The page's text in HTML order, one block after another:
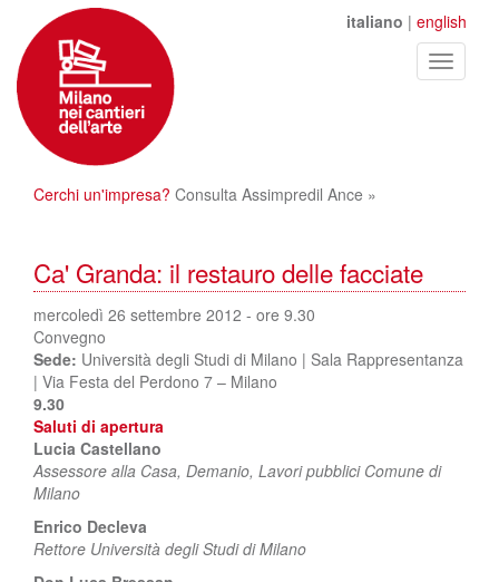
Toggle
Cerchi un'impresa? Consulta Assimpredil Ance »
italiano | english
Ca' Granda: il restauro delle facciate
mercoledì 26 settembre 2012 - ore 9.30
Convegno
Sede: Università degli Studi di Milano | Sala Rappresentanza
| Via Festa del Perdono 7 – Milano
9.30
Saluti di apertura
Lucia Castellano
Assessore alla Casa, Demanio, Lavori pubblici Comune di
Milano
Enrico Decleva
Rettore Università degli Studi di Milano